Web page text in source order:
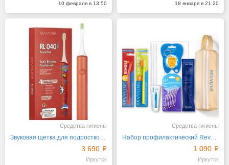
10 февраля в 13:50 18 января в 21:20
Средства гигиены
Звуковая щетка для подростков Revyline RL 040
3 690
Иркутск
Средства гигиены
Набор профилактический Revyline с пеналом
1 090
Иркутск